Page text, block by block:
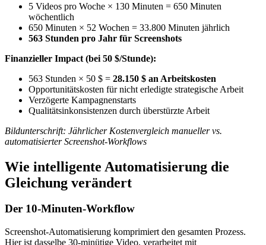
5 Videos pro Woche × 130 Minuten = 650 Minuten
wöchentlich
650 Minuten × 52 Wochen = 33.800 Minuten jährlich
563 Stunden pro Jahr für Screenshots
Finanzieller Impact (bei 50 $/Stunde):
563 Stunden × 50 $ = 28.150 $ an Arbeitskosten
Opportunitätskosten für nicht erledigte strategische Arbeit
Verzögerte Kampagnenstarts
Qualitätsinkonsistenzen durch überstürzte Arbeit
Bildunterschrift: Jährlicher Kostenvergleich manueller vs.
automatisierter Screenshot-Workflows
Wie intelligente Automatisierung die
Gleichung verändert
Der 10-Minuten-Workflow
Screenshot-Automatisierung komprimiert den gesamten Prozess.
Hier ist dasselbe 30-minütige Video, verarbeitet mit